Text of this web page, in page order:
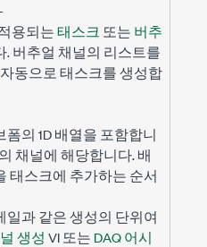
용되는태스크 또는 버추
버추얼 채널의 리스트를
동으로 태스크를 생성합
의 1D 배열을 포함합니
채널에 해당합니다. 배
태스크에 추가하는 순서
과 같은 생성의 단위여
생성 VI 또는 DAQ 어시